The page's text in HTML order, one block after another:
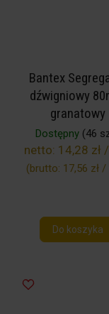
Bantex
dźwigniowy
granatowy
Dostępny(46
netto: 14,28 zł
(brutto: 17,56 zł
Do koszyka